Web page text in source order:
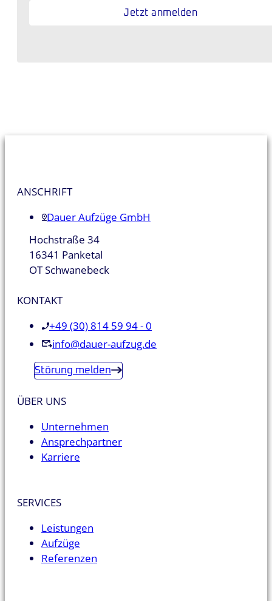
ANSCHRIFT
Dauer Aufzüge GmbH
Hochstraße 34
16341 Panketal
OT Schwanebeck
KONTAKT
+49 (30) 814 59 94 - 0
info@dauer-aufzug.de
Störung melden
ÜBER UNS
Unternehmen
Ansprechpartner
Karriere
SERVICES
Leistungen
Aufzüge
Referenzen